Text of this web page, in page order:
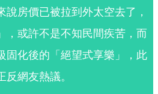
說房價已被拉到外太空去了，
，或許不是不知民間疾苦，而
固化後的「絕望式享樂」，此
網友熱議。